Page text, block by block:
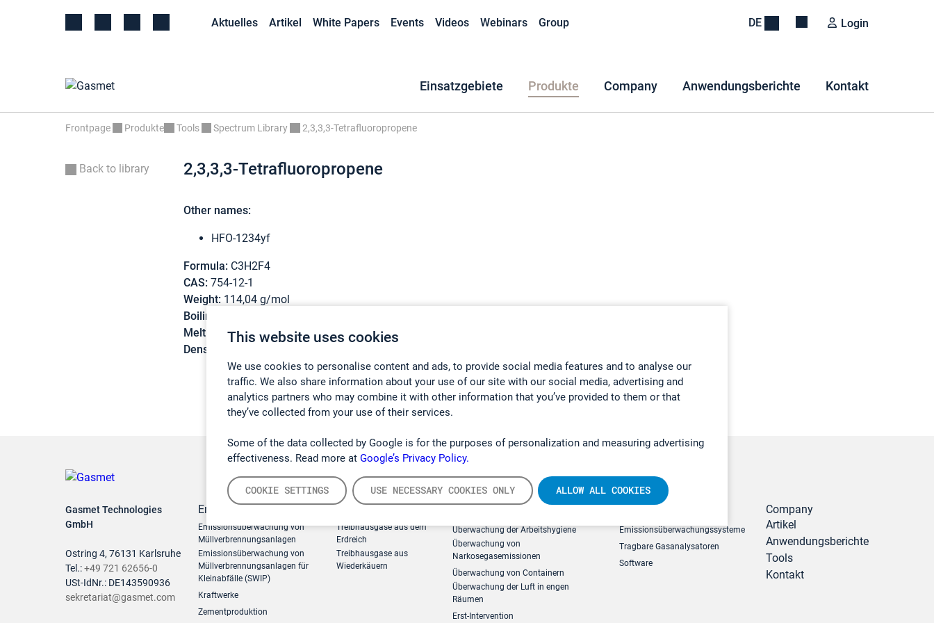
This website uses cookies
We use cookies to personalise content and ads, to provide social media features and to analyse our
traffic. We also share information about your use of our site with our social media, advertising and
analytics partners who may combine it with other information that you’ve provided to them or that
they’ve collected from your use of their services.
Some of the data collected by Google is for the purposes of personalization and measuring advertising
effectiveness. Read more at Google’s Privacy Policy.
COOKIE SETTINGS USE NECESSARY COOKIES ONLY ALLOW ALL COOKIES
Aktuelles Artikel White Papers Events Videos Webinars Group DE Login
Einsatzgebiete Produkte Company Anwendungsberichte Kontakt
Frontpage Produkte Tools Spectrum Library 2,3,3,3-Tetrafluoropropene
Back to library 2,3,3,3-Tetrafluoropropene
Other names:
HFO-1234yf
Formula: C3H2F4
CAS: 754-12-1
Weight: 114,04 g/mol
Boiling point:
Melting point:-152 °C
Density:
Gasmet Technologies
GmbH
Ostring 4, 76131 Karlsruhe
Tel.:+49 721 62656-0
USt-IdNr.: DE143590936
sekretariat@gasmet.com
Emissionsüberwachung
Emissionsüberwachung von
Müllverbrennungsanlagen
Emissionsüberwachung von
Müllverbrennungsanlagen für
Kleinabfälle (SWIP)
Kraftwerke
Zementproduktion
Treibhausgase aus dem
Erdreich
Treibhausgase aus
Wiederkäuern
Überwachung der Arbeitshygiene
Überwachung von
Narkosegasemissionen
Überwachung von Containern
Überwachung der Luft in engen
Räumen
Erst-Intervention
Emissionsüberwachungssysteme
Tragbare Gasanalysatoren
Software
Company
Artikel
Anwendungsberichte
Tools
Kontakt